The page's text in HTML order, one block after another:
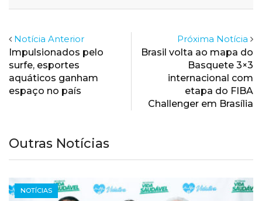
Notícia Anterior
Impulsionados pelo
surfe, esportes
aquáticos ganham
espaço no país
Próxima Notícia
Brasil volta ao mapa do
Basquete 3×3
internacional com
etapa do FIBA
Challenger em Brasília
Outras Notícias
NOTÍCIAS